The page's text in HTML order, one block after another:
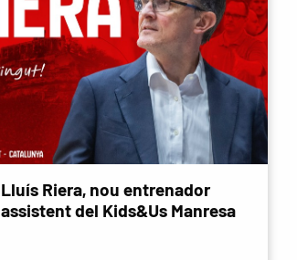
Lluís Riera, nou entrenador
assistent del Kids&Us Manresa